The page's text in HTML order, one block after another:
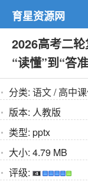
育星资源网
2026高考二
“读懂”到“答
分类: 语文/高中
版本: 人教版
类型: pptx
大小: 4.79 MB
评级: